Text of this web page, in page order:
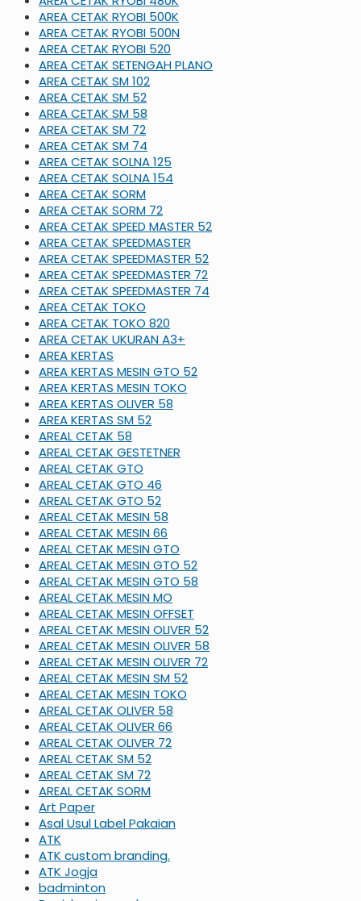
AREA CETAK RYOBI 500K
AREA CETAK RYOBI 500N
AREA CETAK RYOBI 520
AREA CETAK SETENGAH PLANO
AREA CETAK SM 102
AREA CETAK SM 52
AREA CETAK SM 58
AREA CETAK SM 72
AREA CETAK SM 74
AREA CETAK SOLNA 125
AREA CETAK SOLNA 154
AREA CETAK SORM
AREA CETAK SORM 72
AREA CETAK SPEED MASTER 52
AREA CETAK SPEEDMASTER
AREA CETAK SPEEDMASTER 52
AREA CETAK SPEEDMASTER 72
AREA CETAK SPEEDMASTER 74
AREA CETAK TOKO
AREA CETAK TOKO 820
AREA CETAK UKURAN A3+
AREA KERTAS
AREA KERTAS MESIN GTO 52
AREA KERTAS MESIN TOKO
AREA KERTAS OLIVER 58
AREA KERTAS SM 52
AREAL CETAK 58
AREAL CETAK GESTETNER
AREAL CETAK GTO
AREAL CETAK GTO 46
AREAL CETAK GTO 52
AREAL CETAK MESIN 58
AREAL CETAK MESIN 66
AREAL CETAK MESIN GTO
AREAL CETAK MESIN GTO 52
AREAL CETAK MESIN GTO 58
AREAL CETAK MESIN MO
AREAL CETAK MESIN OFFSET
AREAL CETAK MESIN OLIVER 52
AREAL CETAK MESIN OLIVER 58
AREAL CETAK MESIN OLIVER 72
AREAL CETAK MESIN SM 52
AREAL CETAK MESIN TOKO
AREAL CETAK OLIVER 58
AREAL CETAK OLIVER 66
AREAL CETAK OLIVER 72
AREAL CETAK SM 52
AREAL CETAK SM 72
AREAL CETAK SORM
Art Paper
Asal Usul Label Pakaian
ATK
ATK custom branding.
ATK Jogja
badminton